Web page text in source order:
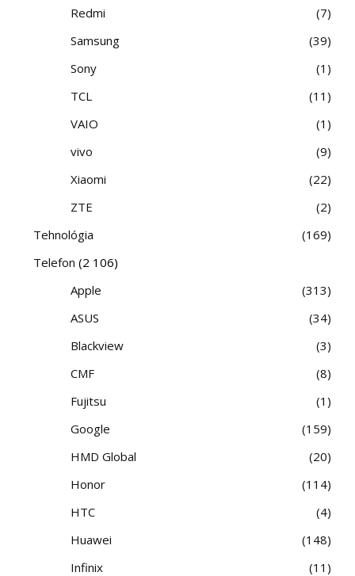
Redmi
7
Samsung
39
Sony
1
TCL
11
VAIO
1
vivo
9
Xiaomi
22
ZTE
2
Tehnológia
169
Telefon (2 106)
Apple
313
ASUS
34
Blackview
3
CMF
8
Fujitsu
1
Google
159
HMD Global
20
Honor
114
HTC
4
Huawei
148
Infinix
11